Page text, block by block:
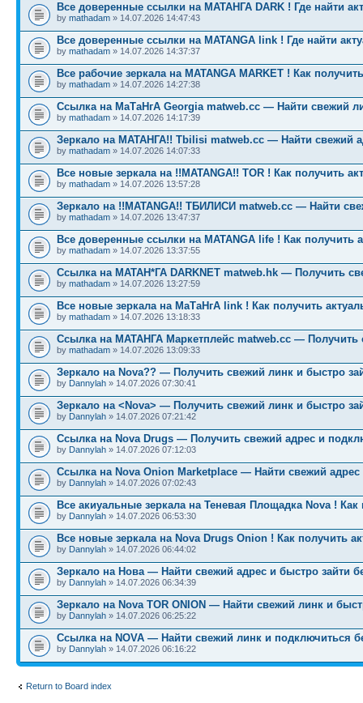
Все доверенные ссылки на МАТАНГА DARK ! Где найти
by mathadam » 14.07.2026 14:47:43
Все доверенные ссылки на MATANGA link ! Где найти
by mathadam » 14.07.2026 14:37:37
Все рабочие зеркала на MATANGA MARKET ! Как
by mathadam » 14.07.2026 14:27:38
Ссылка на МаТаНгА Georgia matweb.cc — Найти свежий
by mathadam » 14.07.2026 14:17:39
Зеркало на МАТАНГА!! Tbilisi matweb.cc — Найти свежий
by mathadam » 14.07.2026 14:07:33
Все новые зеркала на !!MATANGA!! TOR ! Как получить
by mathadam » 14.07.2026 13:57:28
Зеркало на !!MATANGA!! ТБИЛИСИ matweb.cc — Найти
by mathadam » 14.07.2026 13:47:37
Все доверенные ссылки на MATANGA life ! Как получить
by mathadam » 14.07.2026 13:37:55
Ссылка на МАТАН*ГА DARKNET matweb.hk — Получить
by mathadam » 14.07.2026 13:27:59
Все новые зеркала на МаТаНгА link ! Как получить
by mathadam » 14.07.2026 13:18:33
Ссылка на МАТАНГА Маркетплейс matweb.cc — Получить
by mathadam » 14.07.2026 13:09:33
Зеркало на Nova?? — Получить свежий линк и быстро
by Dannylah » 14.07.2026 07:30:41
Зеркало на <Nova> — Получить свежий линк и быстро
by Dannylah » 14.07.2026 07:21:42
Ссылка на Nova Drugs — Получить свежий адрес и
by Dannylah » 14.07.2026 07:12:03
Ссылка на Nova Onion Marketplace — Найти свежий
by Dannylah » 14.07.2026 07:02:43
Все акиуальные зеркала на Теневая Площадка Nova ! Как
by Dannylah » 14.07.2026 06:53:30
Все новые зеркала на Nova Drugs Onion ! Как получить
by Dannylah » 14.07.2026 06:44:02
Зеркало на Нова — Найти свежий адрес и быстро зайти
by Dannylah » 14.07.2026 06:34:39
Зеркало на Nova TOR ONION — Найти свежий линк и
by Dannylah » 14.07.2026 06:25:22
Ссылка на NOVA — Найти свежий линк и подключиться
by Dannylah » 14.07.2026 06:16:22
Return to Board index